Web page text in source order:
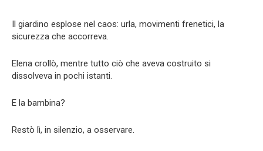
Il giardino esplose nel caos: urla, movimenti frenetici, la
sicurezza che accorreva.
Elena crollò, mentre tutto ciò che aveva costruito si
dissolveva in pochi istanti.
E la bambina?
Restò lì, in silenzio, a osservare.